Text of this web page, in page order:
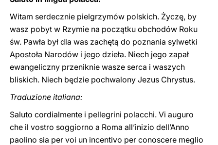
Witam serdecznie pielgrzymów polskich. Życzę, by
wasz pobyt w Rzymie na początku obchodów Roku
św. Pawła był dla was zachętą do poznania sylwetki
Apostoła Narodów i jego dzieła. Niech jego zapał
ewangeliczny przeniknie wasze serca i waszych
bliskich. Niech będzie pochwalony Jezus Chrystus.
Traduzione italiana:
Saluto cordialmente i pellegrini polacchi. Vi auguro
che il vostro soggiorno a Roma all’inizio dell’Anno
paolino sia per voi un incentivo per conoscere meglio